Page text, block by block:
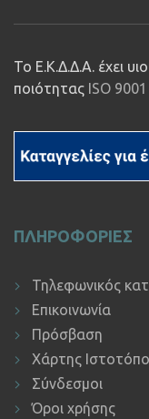
Το Ε.Κ.Δ.Δ.Α. έχει
ποιότητας ISO 9001
ΠΛΗΡΟΦΟΡΙΕΣ
Τηλεφωνικός
Επικοινωνία
Πρόσβαση
Χάρτης
Σύνδεσμοι
Όροι χρήσης